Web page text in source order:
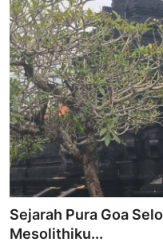
Sejarah Pura Goa
Mesolithiku...